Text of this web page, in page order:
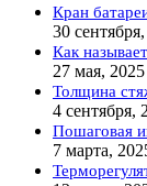
Кран
30
Как
27 мая, 2025
Толщина
4 сентября,
Пошаговая
7 марта,